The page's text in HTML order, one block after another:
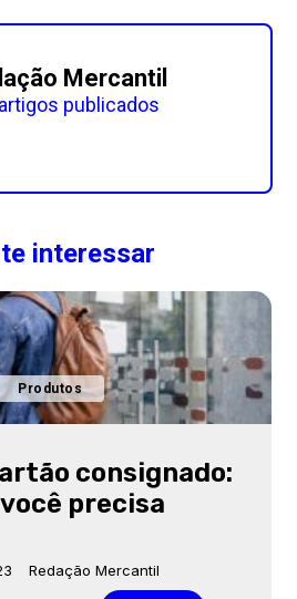
Mercantil
publicados
interessar
Produtos
consignado:
precisa
Redação Mercantil